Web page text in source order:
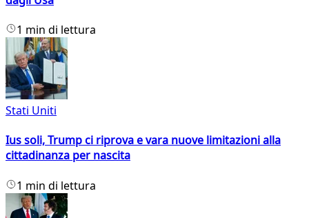
1 min di lettura
Stati Uniti
Ius soli, Trump ci riprova e vara nuove limitazioni alla
cittadinanza per nascita
1 min di lettura